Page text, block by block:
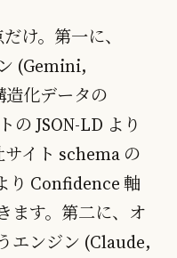
け。第一に、
(Gemini,
化データの
の JSON-LD より
イト schema の
り Confidence 軸
ます。第二に、オ
エンジン (Claude,